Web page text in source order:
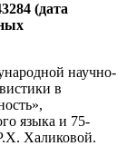
(дата
научно-
в
языка и 75-
Халиковой.